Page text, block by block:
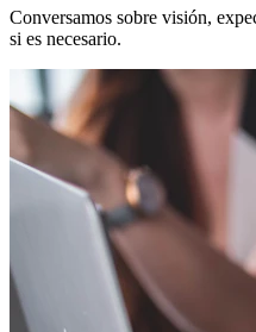
Conversamos sobre visión,
si es necesario.